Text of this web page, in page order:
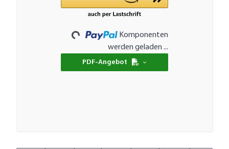
Loading...
Komponenten
werden geladen ...
PDF-Angebot